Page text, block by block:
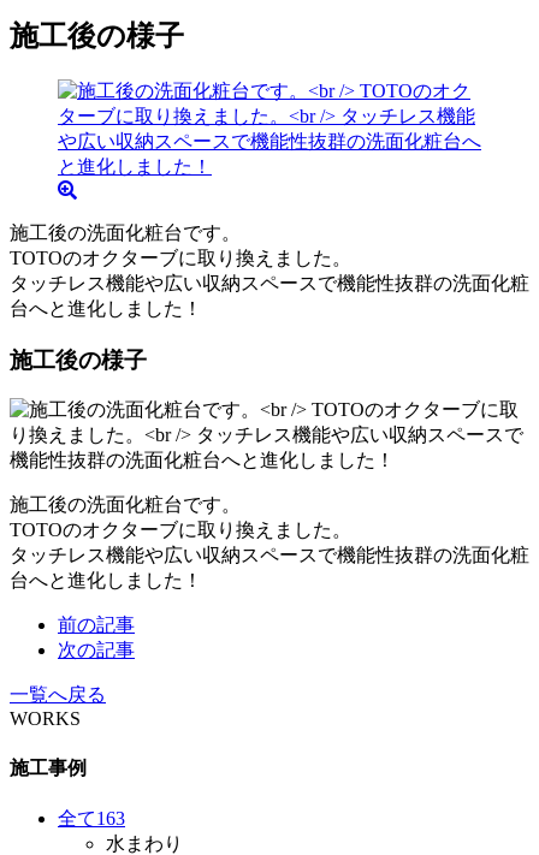
施工後の様子
施工後の洗面化粧台です。
TOTOのオクターブに取り換えました。
タッチレス機能や広い収納スペースで機能性抜群の洗面化粧
台へと進化しました！
施工後の様子
施工後の洗面化粧台です。
TOTOのオクターブに取り換えました。
タッチレス機能や広い収納スペースで機能性抜群の洗面化粧
台へと進化しました！
前の記事
次の記事
一覧へ戻る
WORKS
施工事例
全て163
水まわり